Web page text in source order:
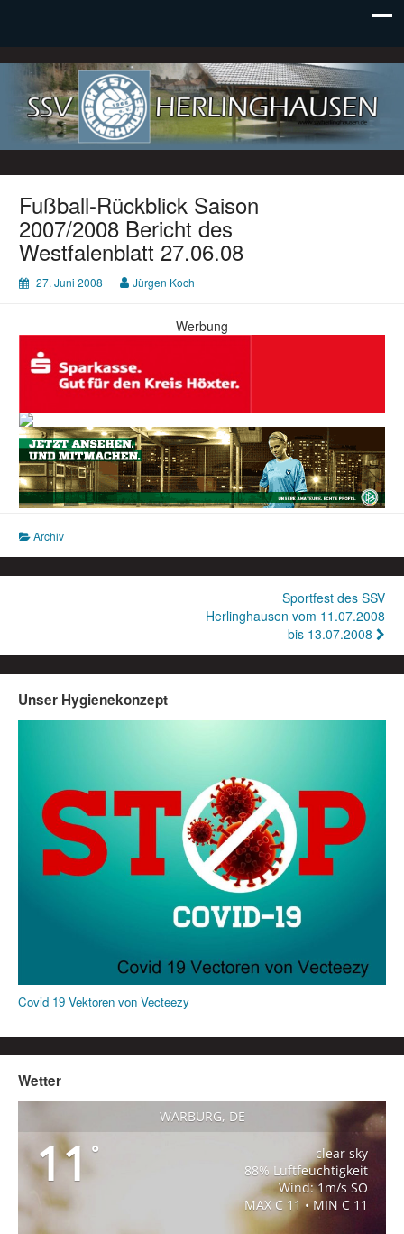
SSV Herlinghausen e. V.
Fußball-Rückblick Saison
2007/2008 Bericht des
Westfalenblatt 27.06.08
27. Juni 2008 Jürgen Koch
Werbung
Archiv
Beitragsnavigation
Sportfest des SSV
Herlinghausen vom 11.07.2008
bis 13.07.2008
Unser Hygienekonzept
Covid 19 Vektoren von Vecteezy
Wetter
WARBURG, DE
11°
clear sky
88% Luftfeuchtigkeit
Wind: 1m/s SO
MAX C 11 • MIN C 11